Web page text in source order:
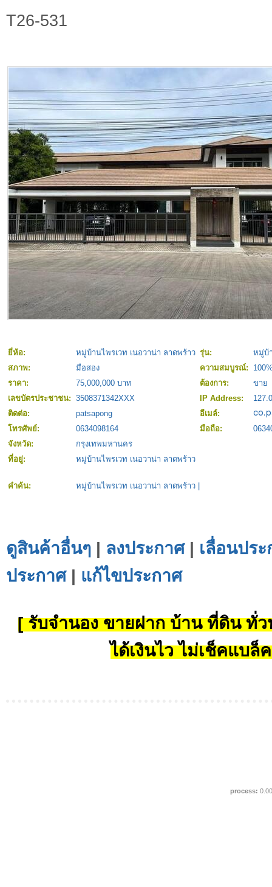
T26-531
ยี่ห้อ: หมู่บ้านไพรเวท เนอวาน่า ลาดพร้าว รุ่น:
หมู่บ้
สภาพ:
มือสอง ความสมบูรณ์:
ราคา:
75,000,000 บาท ต้องการ:
ขาย
เลขบัตรประชาชน: 3508371342XXX IP Address:
ติดต่อ:
patsapong
อีเมล์:
โทรศัพย์:
0634098164 มือถือ:
จังหวัด:
กรุงเทพมหานคร
ที่อยู่:
หมู่บ้านไพรเวท เนอวาน่า ลาดพร้าว
คำค้น: หมู่บ้านไพรเวท เนอวาน่า ลาดพร้าว
ดูสินค้าอื่นๆ | ลงประกาศ| เลื่อนปร
ประกาศ| แก้ไขประกาศ
[ รับจำนอง ขายฝาก บ้าน ที่ดิน ทั่ว
ได้เงินไว ไม่เช็คแบล็
process: